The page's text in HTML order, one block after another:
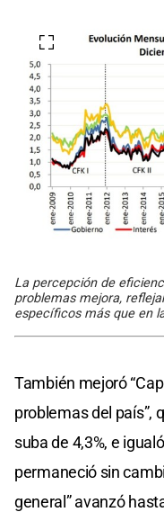
La percepción de
problemas mejora,
específicos más que en
También mejoró
problemas del país”,
suba de 4,3%, e
permaneció sin
general” avanzó